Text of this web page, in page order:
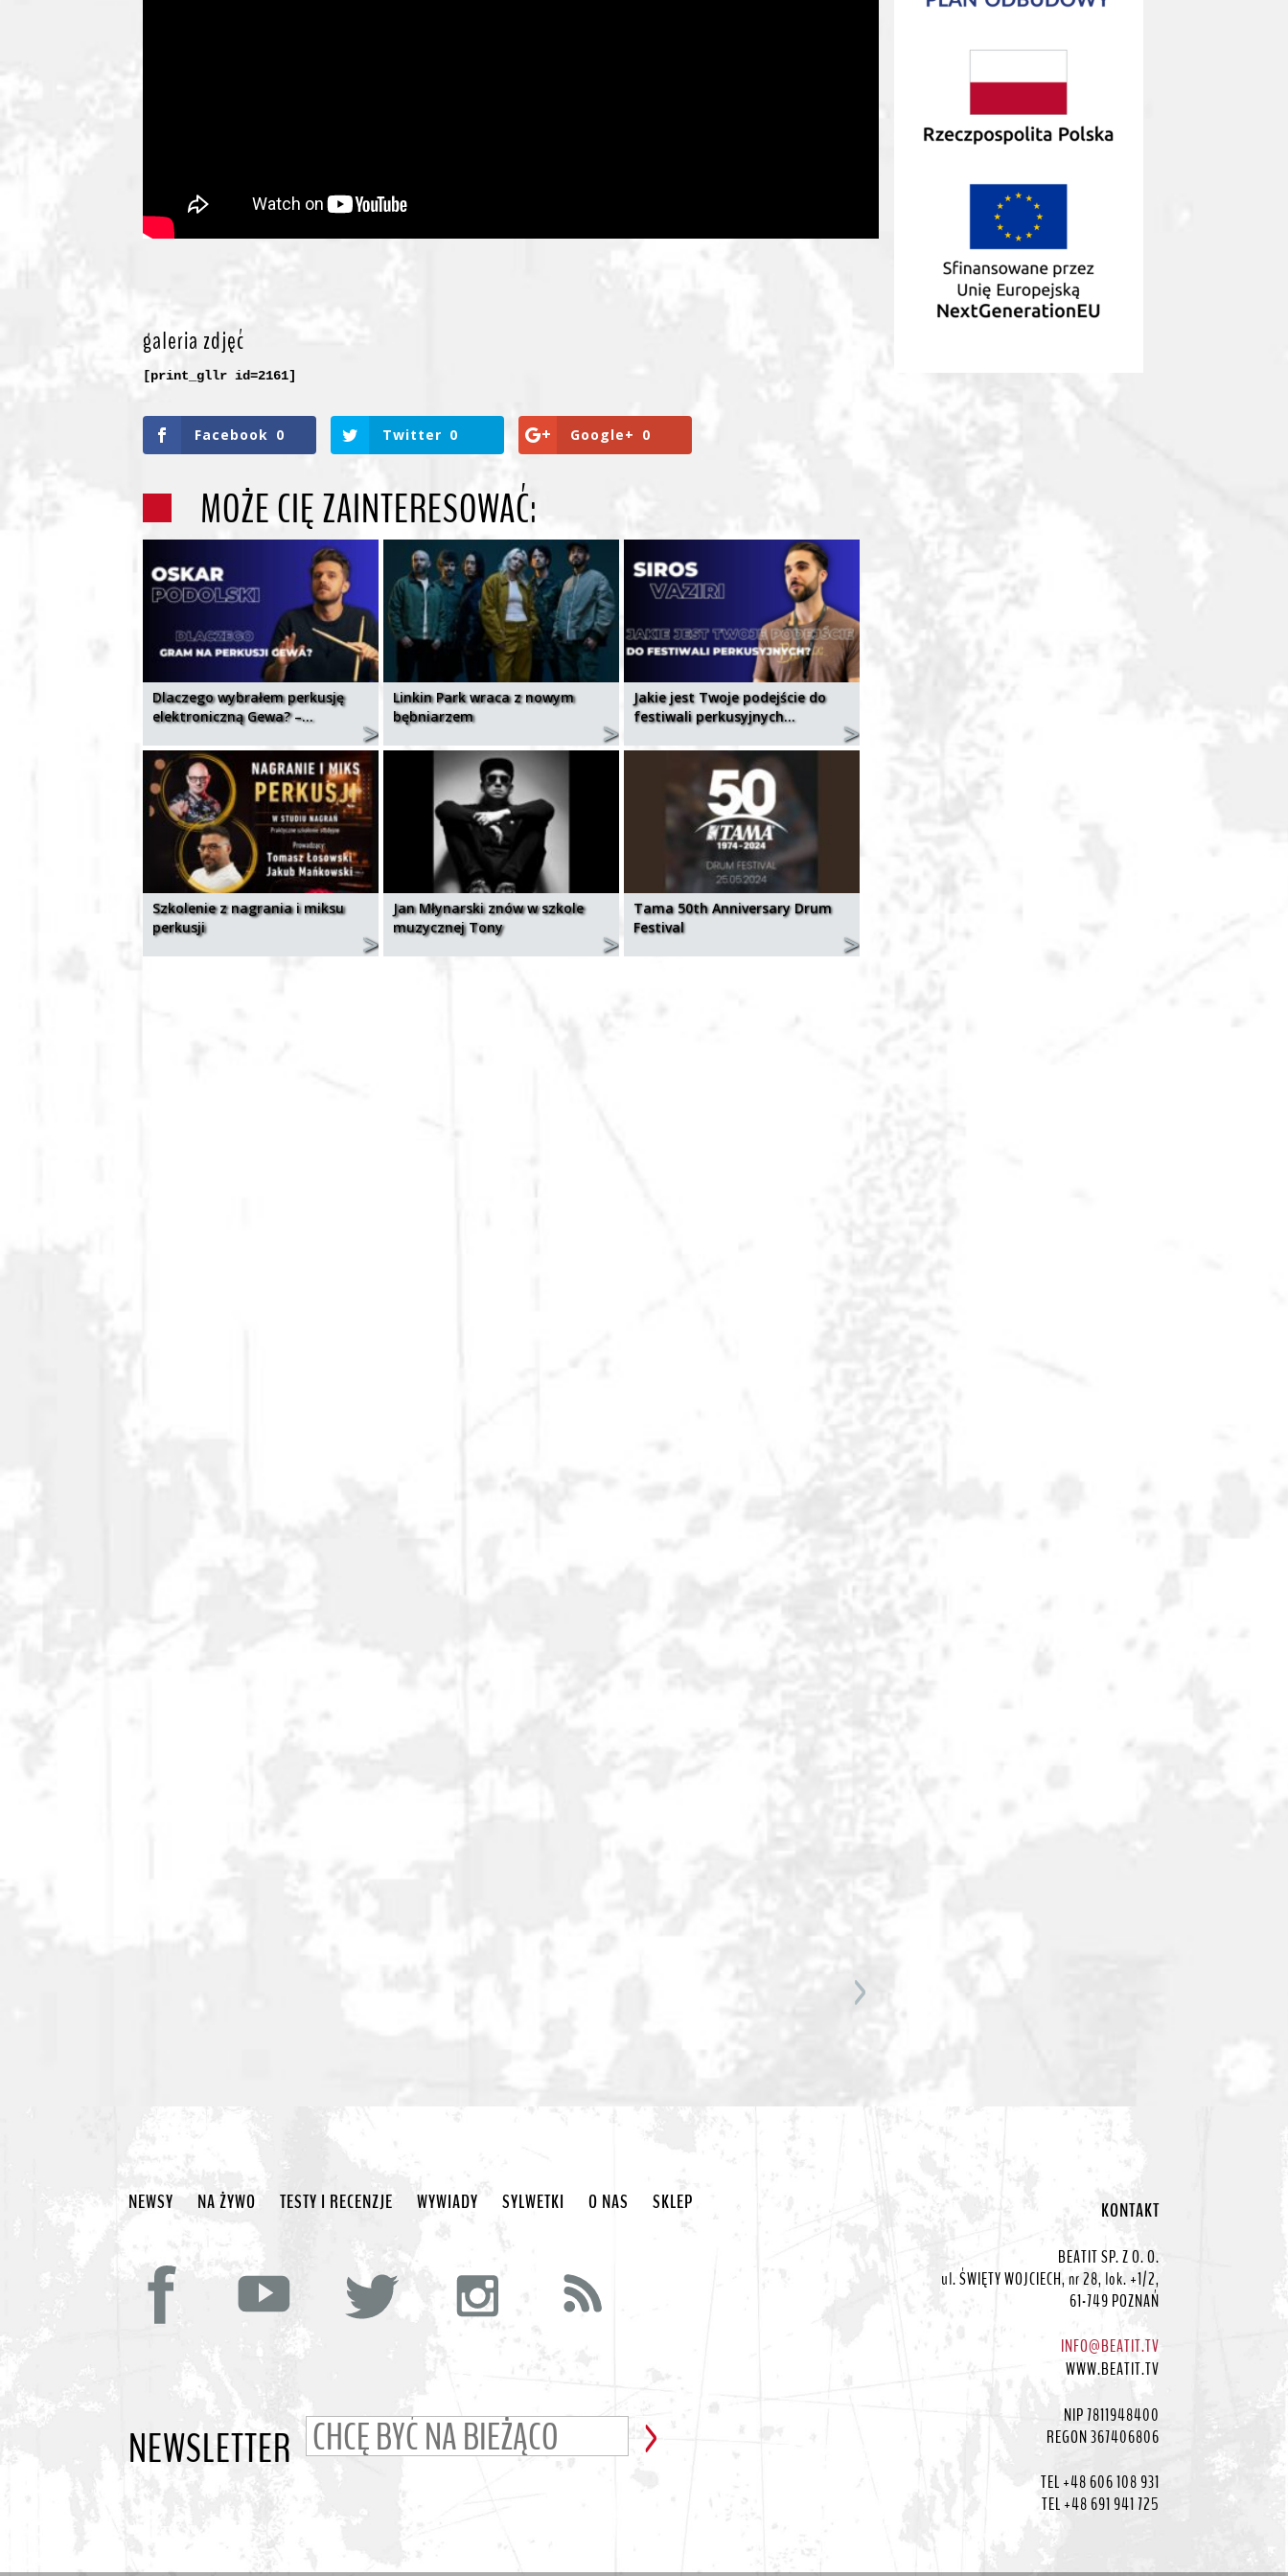
galeria zdjęć
[print_gllr id=2161]
Facebook 0 Twitter 0 Google+ 0
MOŻE CIĘ ZAINTERESOWAĆ:
Dlaczego wybrałem perkusję
elektroniczną Gewa? –…
Linkin Park wraca z nowym
bębniarzem
Jakie jest Twoje podejście do
festiwali perkusyjnych…
Szkolenie z nagrania i miksu
perkusji
Jan Młynarski znów w szkole
muzycznej Tony
Tama 50th Anniversary Drum
Festival
NEWSY NA ŻYWO TESTY I RECENZJE WYWIADY SYLWETKI O NAS SKLEP
NEWSLETTER
KONTAKT
BEATIT SP. Z O. O.
ul. ŚWIĘTY WOJCIECH, nr 28, lok. +1/2,
61-749 POZNAŃ
INFO@BEATIT.TV
WWW.BEATIT.TV
NIP 7811948400
REGON 367406806
TEL +48 606 108 931
TEL +48 691 941 725